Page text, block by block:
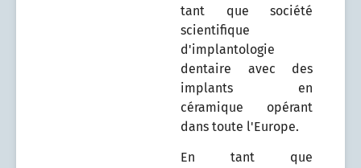
tant que société
scientifique
d'implantologie
dentaire avec des
implants en
céramique opérant
dans toute l'Europe.
En tant que